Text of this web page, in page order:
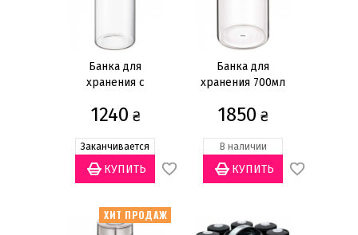
Дерево (2)
Нержавеющая сталь
Стекло (21)
Размер
19,5x19,5см (1)
Диаметр
Банка для
хранения с
крышкой 1,3л
1240 ₴
Заканчивается
Банка для
хранения 700мл
1850 ₴
В наличии
ХИТ ПРОДАЖ